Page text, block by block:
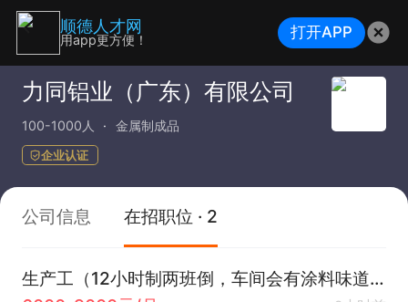
力同铝业（广东）有限公司
100-1000人 金属制成品
企业认证
公司信息 在招职位 · 2
生产工（12小时制两班倒，车间会有涂料味道，介意勿扰）
顺德人才网
用app更方便！ 打开APP